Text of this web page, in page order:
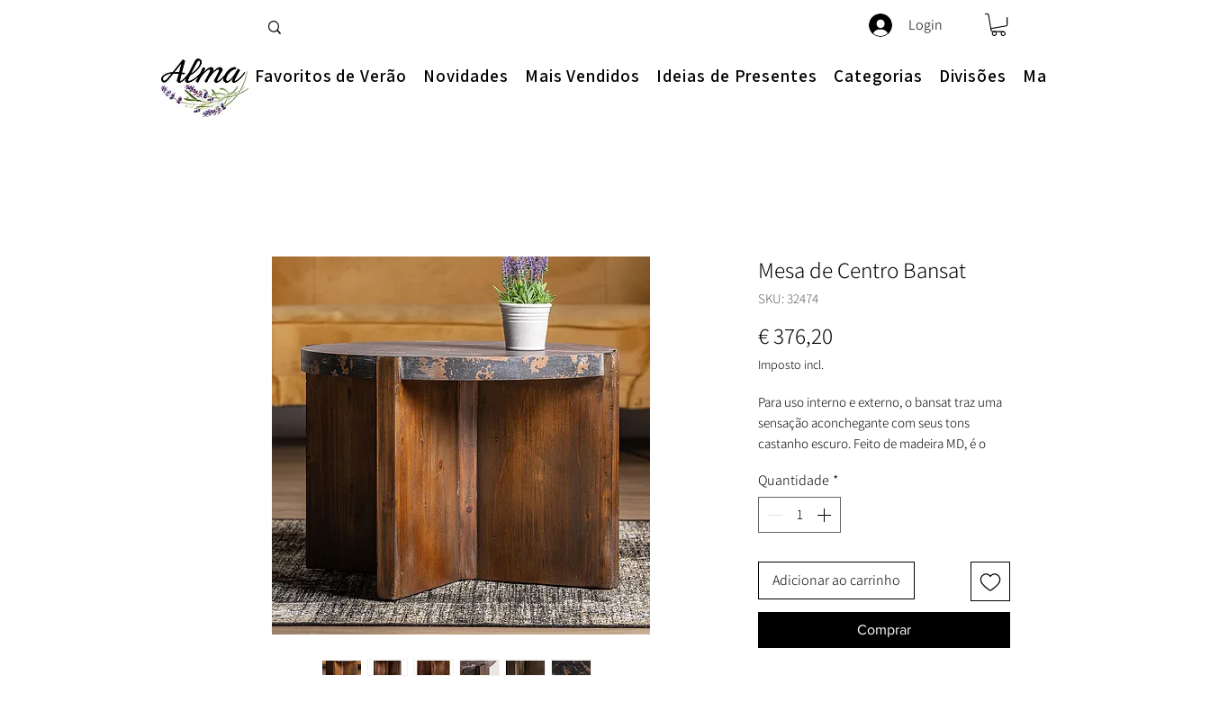
Login
Favoritos de Verão Novidades Mais Vendidos Ideias de Presentes Categorias Divisões Mais
Mesa de Centro Bansat
SKU: 32474
€ 376,20
Imposto incl.
Para uso interno e externo, o bansat traz uma
sensação aconchegante com seus tons
castanho escuro. Feito de madeira MD, é o
externa.
Quantidade *
Adicionar ao carrinho
Comprar